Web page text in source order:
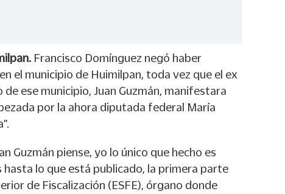
Francisco Domínguez negó haber
el municipio de Huimilpan, toda vez que el ex
ese municipio, Juan Guzmán, manifestara
por la ahora diputada federal María
Guzmán piense, yo lo único que hecho es
hasta lo que está publicado, la primera parte
de Fiscalización (ESFE), órgano donde